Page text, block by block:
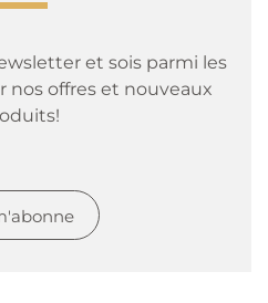
et sois parmi les
nos offres et nouveaux